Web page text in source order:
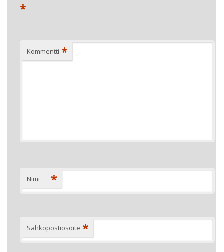
*
Kommentti *
Nimi *
Sähköpostiosoite *